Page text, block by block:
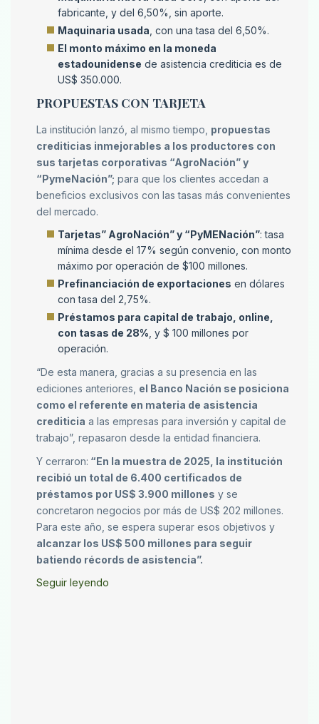
fabricante, y del 6,50%, sin aporte.
Maquinaria usada , con una tasa del 6,50%.
El monto máximo en la moneda
estadounidense de asistencia crediticia es de
US$ 350.000.
PROPUESTAS CON TARJETA
La institución lanzó, al mismo tiempo, propuestas
crediticias inmejorables a los productores con
sus tarjetas corporativas “AgroNación” y
“PymeNación”; para que los clientes accedan a
beneficios exclusivos con las tasas más convenientes
del mercado.
Tarjetas” AgroNación” y “PyMENación”: tasa
mínima desde el 17% según convenio, con monto
máximo por operación de $100 millones.
Prefinanciación de exportaciones en dólares
con tasa del 2,75%.
Préstamos para capital de trabajo, online,
con tasas de 28% , y $ 100 millones por
operación.
“De esta manera, gracias a su presencia en las
ediciones anteriores, el Banco Nación se posiciona
como el referente en materia de asistencia
crediticia a las empresas para inversión y capital de
trabajo”, repasaron desde la entidad financiera.
Y cerraron: “En la muestra de 2025, la institución
recibió un total de 6.400 certificados de
préstamos por US$ 3.900 millones y se
concretaron negocios por más de US$ 202 millones.
Para este año, se espera superar esos objetivos y
alcanzar los US$ 500 millones para seguir
batiendo récords de asistencia”.
Seguir leyendo